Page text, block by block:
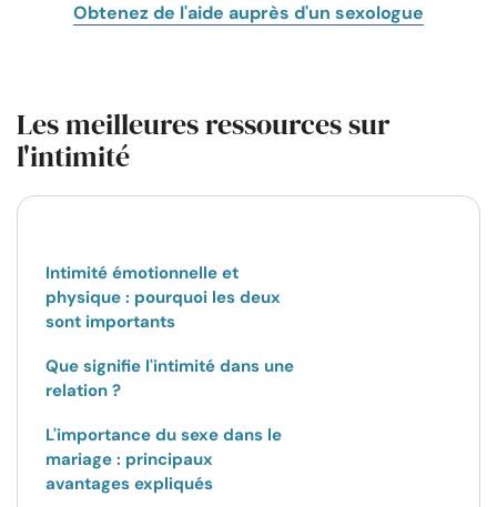
Obtenez de l'aide auprès d'un sexologue
Les meilleures ressources sur
l'intimité
Intimité émotionnelle et
physique : pourquoi les deux
sont importants
Que signifie l'intimité dans une
relation ?
L'importance du sexe dans le
mariage : principaux
avantages expliqués